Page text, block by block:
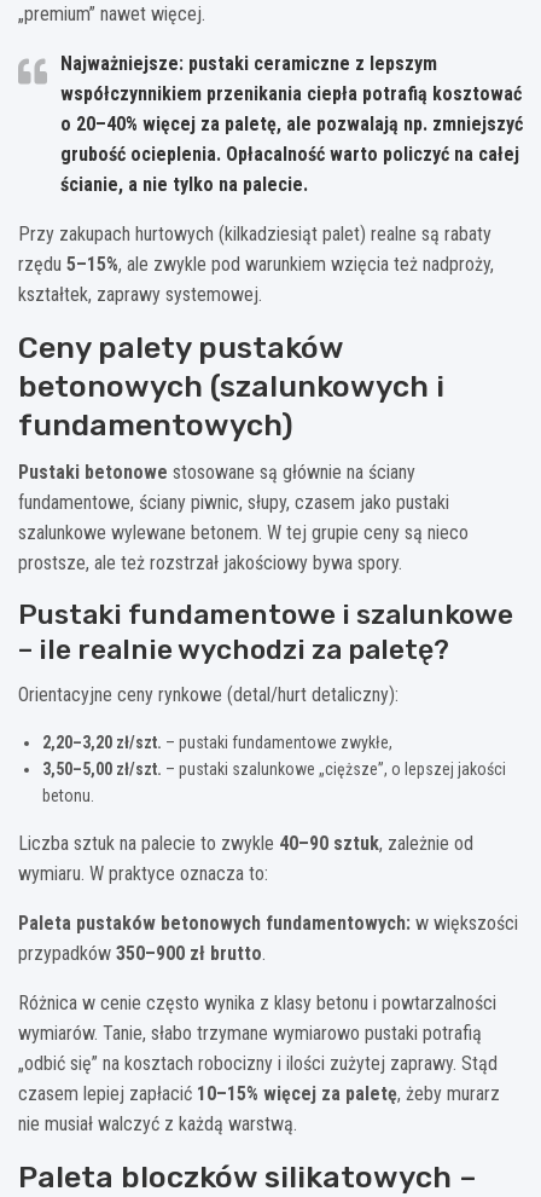
„premium” nawet więcej.
Najważniejsze: pustaki ceramiczne z lepszym
współczynnikiem przenikania ciepła potrafią kosztować
o 20–40% więcej za paletę, ale pozwalają np. zmniejszyć
grubość ocieplenia. Opłacalność warto policzyć na całej
ścianie, a nie tylko na palecie.
Przy zakupach hurtowych (kilkadziesiąt palet) realne są rabaty
rzędu 5–15%, ale zwykle pod warunkiem wzięcia też nadproży,
kształtek, zaprawy systemowej.
Ceny palety pustaków
betonowych (szalunkowych i
fundamentowych)
Pustaki betonowe stosowane są głównie na ściany
fundamentowe, ściany piwnic, słupy, czasem jako pustaki
szalunkowe wylewane betonem. W tej grupie ceny są nieco
prostsze, ale też rozstrzał jakościowy bywa spory.
Pustaki fundamentowe i szalunkowe
– ile realnie wychodzi za paletę?
Orientacyjne ceny rynkowe (detal/hurt detaliczny):
2,20–3,20 zł/szt. – pustaki fundamentowe zwykłe,
3,50–5,00 zł/szt. – pustaki szalunkowe „cięższe”, o lepszej jakości
betonu.
Liczba sztuk na palecie to zwykle 40–90 sztuk, zależnie od
wymiaru. W praktyce oznacza to:
Paleta pustaków betonowych fundamentowych: w większości
przypadków 350–900 zł brutto.
Różnica w cenie często wynika z klasy betonu i powtarzalności
wymiarów. Tanie, słabo trzymane wymiarowo pustaki potrafią
„odbić się” na kosztach robocizny i ilości zużytej zaprawy. Stąd
czasem lepiej zapłacić 10–15% więcej za paletę, żeby murarz
nie musiał walczyć z każdą warstwą.
Paleta bloczków silikatowych –